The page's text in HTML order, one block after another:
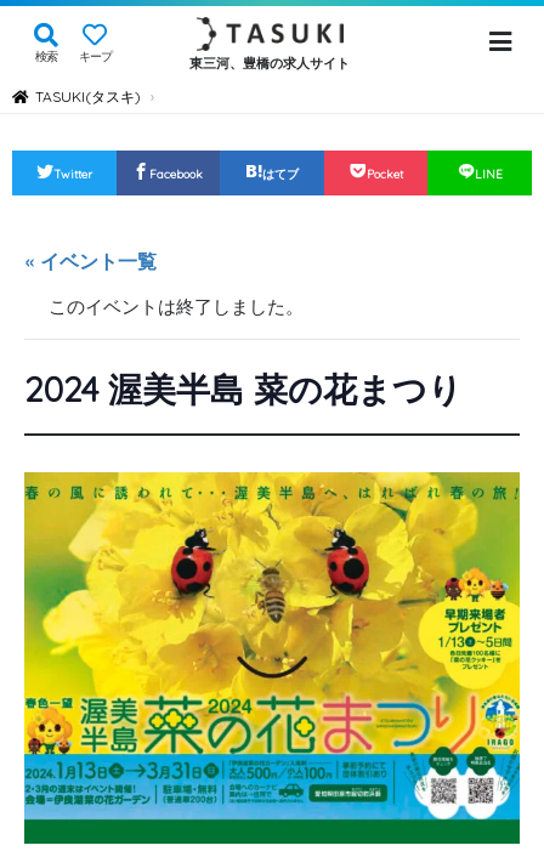
検索 キープ 東三河、豊橋の求人サイト
TASUKI(タスキ) ›
Twitter Facebook はてブ Pocket LINE
« イベント一覧
このイベントは終了しました。
2024 渥美半島 菜の花まつり